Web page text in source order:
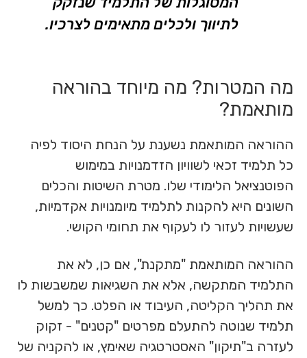
לתיווך ולכלים מתאימים לצרכיו.
מה המטרות? מה מיוחד בהוראה
מותאמת?
ההוראה המותאמת נשענת על הנחת היסוד לפיה
כל תלמיד זכאי לשוויון הזדמנויות במימוש
הפוטנציאל הלימודי שלו. מטרת השיטות והכלים
השונים היא להקנות לתלמיד מיומנויות אקדמיות,
שעשויות לעזור לו לעקוף את תחומי הקושי.
ההוראה המותאמת "מתקנת", אם כן, לא את
התלמיד המתקשה, אלא את השגיאות שמשבשות לו
את תהליך הקליטה, העיבוד או הפלט. כך למשל
תלמיד שנוטה להתעלם מפרטים "קטנים" - זקוק
לעזרה ב"תיקון" האסטרטגיה שאימץ, או להקניה של